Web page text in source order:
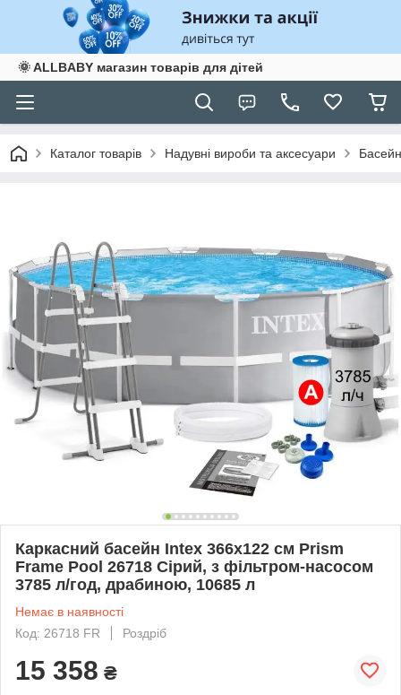
🌞 ALLBABY магазин товарів для дітей
Каталог товарів Надувні вироби та аксесуари
Каркасний басейн Intex 366х122 см Prism
Frame Pool 26718 Сірий, з фільтром-насосом
3785 л/год, драбиною, 10685 л
Немає в наявності
Код: 26718 FR
Роздріб
15 358 ₴